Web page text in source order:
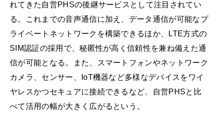
れてきた自営PHSの後継サービスとして注目されてい
る。これまでの音声通信に加え、データ通信が可能なプ
ライベートネットワークを構築できるほか、LTE方式の
SIM認証の採用で、秘匿性が高く信頼性を兼ね備えた通
信が可能となる。また、スマートフォンやネットワーク
カメラ、センサー、IoT機器など多様なデバイスをワイ
ヤレスかつセキュアに接続できるなど、自営PHSと比
べて活用の幅が大きく広がるという。